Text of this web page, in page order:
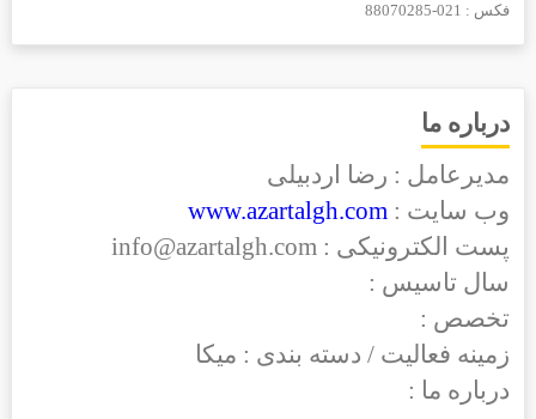
فکس : 021-88070285
درباره ما
مدیرعامل : رضا اردبیلی
وب سایت :
پست الکترونیکی : info@azartalgh.com
سال تاسیس :
تخصص :
زمینه فعالیت / دسته بندی : میکا
درباره ما :